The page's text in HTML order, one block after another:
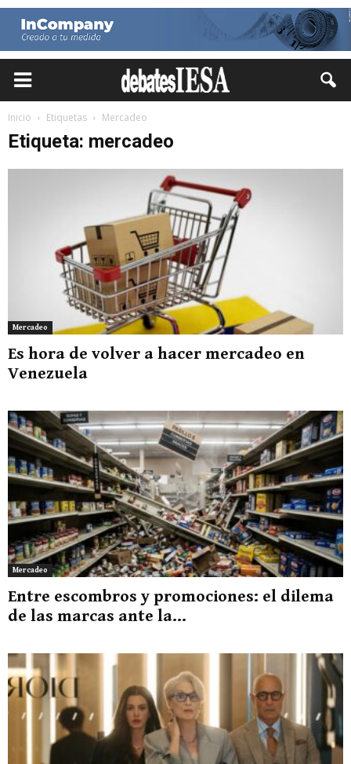
Inicio Etiquetas Mercadeo
Etiqueta: mercadeo
Mercadeo
Es hora de volver a hacer mercadeo en
Venezuela
Mercadeo
Entre escombros y promociones: el dilema
de las marcas ante la...